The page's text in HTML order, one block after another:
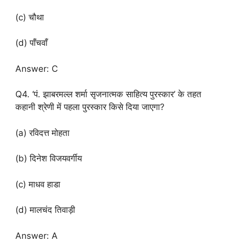
(c) चौथा
(d) पाँचवाँ
Answer: C
Q4. ‘पं. झाबरमल्ल शर्मा सृजनात्मक साहित्य पुरस्कार’ के तहत
कहानी श्रेणी में पहला पुरस्कार किसे दिया जाएगा?
(a) रविदत्त मोहता
(b) दिनेश विजयवर्गीय
(c) माधव हाडा
(d) मालचंद तिवाड़ी
Answer: A